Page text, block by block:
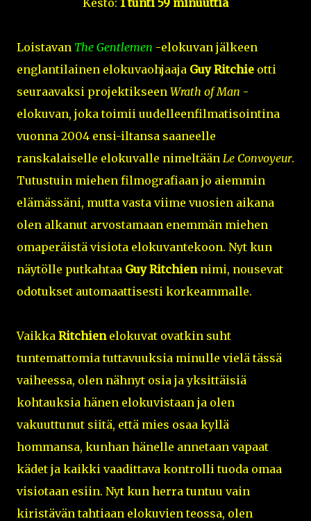
Kesto: 1 tunti 59 minuuttia
Loistavan The Gentlemen -elokuvan jälkeen
englantilainen elokuvaohjaaja Guy Ritchie otti
seuraavaksi projektikseen Wrath of Man -
elokuvan, joka toimii uudelleenfilmatisointina
vuonna 2004 ensi-iltansa saaneelle
ranskalaiselle elokuvalle nimeltään Le Convoyeur.
Tutustuin miehen filmografiaan jo aiemmin
elämässäni, mutta vasta viime vuosien aikana
olen alkanut arvostamaan enemmän miehen
omaperäistä visiota elokuvantekoon. Nyt kun
näytölle putkahtaa Guy Ritchiennimi, nousevat
odotukset automaattisesti korkeammalle.
Vaikka Ritchienelokuvat ovatkin suht
tuntemattomia tuttavuuksia minulle vielä tässä
vaiheessa, olen nähnyt osia ja yksittäisiä
kohtauksia hänen elokuvistaan ja olen
vakuuttunut siitä, että mies osaa kyllä
hommansa, kunhan hänelle annetaan vapaat
kädet ja kaikki vaadittava kontrolli tuoda omaa
visiotaan esiin. Nyt kun herra tuntuu vain
kiristävän tahtiaan elokuvien teossa, olen